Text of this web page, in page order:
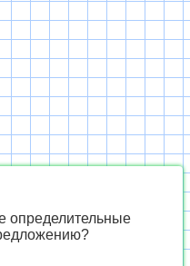
определительные